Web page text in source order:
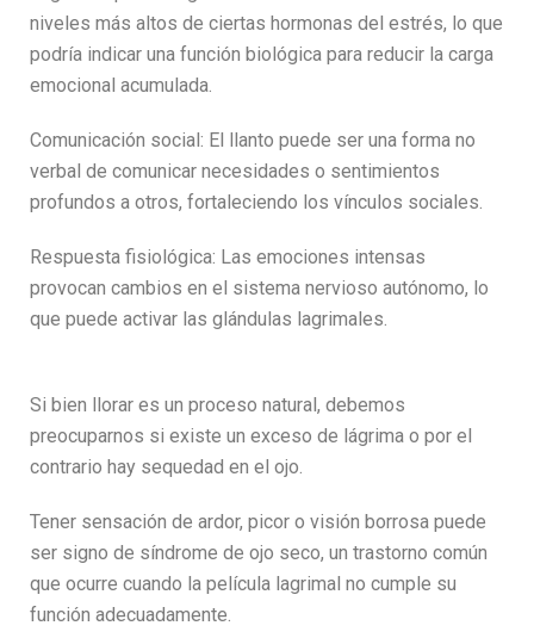
niveles más altos de ciertas hormonas del estrés, lo que
podría indicar una función biológica para reducir la carga
emocional acumulada.
Comunicación social: El llanto puede ser una forma no
verbal de comunicar necesidades o sentimientos
profundos a otros, fortaleciendo los vínculos sociales.
Respuesta fisiológica: Las emociones intensas
provocan cambios en el sistema nervioso autónomo, lo
que puede activar las glándulas lagrimales.
Si bien llorar es un proceso natural, debemos
preocuparnos si existe un exceso de lágrima o por el
contrario hay sequedad en el ojo.
Tener sensación de ardor, picor o visión borrosa puede
ser signo de síndrome de ojo seco, un trastorno común
que ocurre cuando la película lagrimal no cumple su
función adecuadamente.